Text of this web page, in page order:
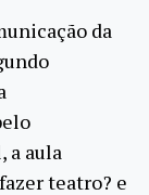
da
a aula
teatro? e